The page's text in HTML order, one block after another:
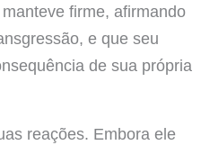
firme, afirmando
e que seu
de sua própria
reações. Embora ele